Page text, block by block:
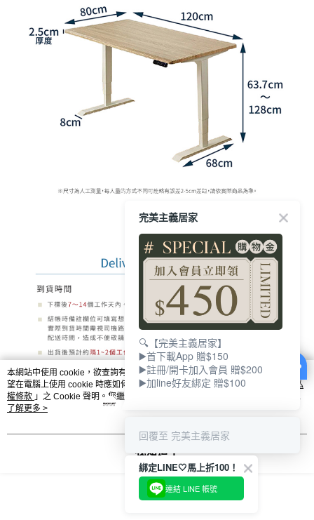
本網站中使用 cookie，欲查詢有關本網站使用 cookie 方式之詳情，及若您不希
望在電腦上使用 cookie 時應如何變更電腦的 cookie 設定，請參閱本網站「
隱私
權條款 」之 Cookie 聲明。您繼續使用本網站即表示您同意本公司得按本網站使
用條款之 Cookie 聲明使用 cookie。
了解更多 >
我知道了
完美主義居家
🔍【完美主義居家】
▶️首下載App 贈$150
▶️註冊/開卡加入會員 贈$200
▶️加line好友綁定 贈$100
回覆至 完美主義居家
綁定LINE🤍馬上折100！
連結 LINE 帳號